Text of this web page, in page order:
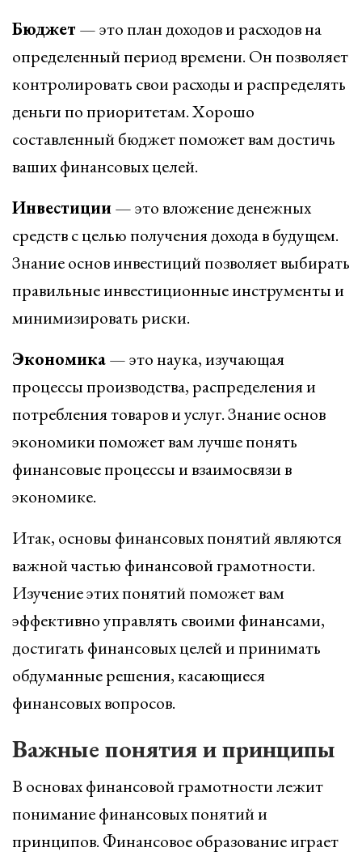
Бюджет — это план доходов и расходов на
определенный период времени. Он позволяет
контролировать свои расходы и распределять
деньги по приоритетам. Хорошо
составленный бюджет поможет вам достичь
ваших финансовых целей.
Инвестиции— это вложение денежных
средств с целью получения дохода в будущем.
Знание основ инвестиций позволяет выбирать
правильные инвестиционные инструменты и
минимизировать риски.
Экономика— это наука, изучающая
процессы производства, распределения и
потребления товаров и услуг. Знание основ
экономики поможет вам лучше понять
финансовые процессы и взаимосвязи в
экономике.
Итак, основы финансовых понятий являются
важной частью финансовой грамотности.
Изучение этих понятий поможет вам
эффективно управлять своими финансами,
достигать финансовых целей и принимать
обдуманные решения, касающиеся
финансовых вопросов.
Важные понятия и принципы
В основах финансовой грамотности лежит
понимание финансовых понятий и
принципов. Финансовое образование играет